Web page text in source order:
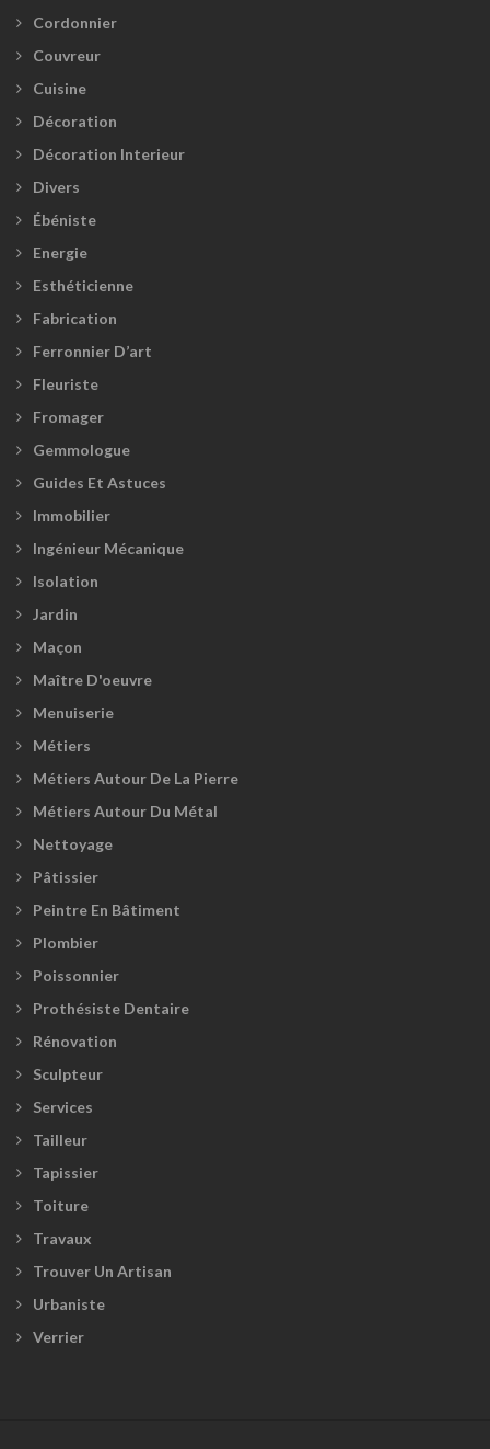
Cordonnier
Couvreur
Cuisine
Décoration
Décoration Interieur
Divers
Ébéniste
Energie
Esthéticienne
Fabrication
Ferronnier D’art
Fleuriste
Fromager
Gemmologue
Guides Et Astuces
Immobilier
Ingénieur Mécanique
Isolation
Jardin
Maçon
Maître D'oeuvre
Menuiserie
Métiers
Métiers Autour De La Pierre
Métiers Autour Du Métal
Nettoyage
Pâtissier
Peintre En Bâtiment
Plombier
Poissonnier
Prothésiste Dentaire
Rénovation
Sculpteur
Services
Tailleur
Tapissier
Toiture
Travaux
Trouver Un Artisan
Urbaniste
Verrier